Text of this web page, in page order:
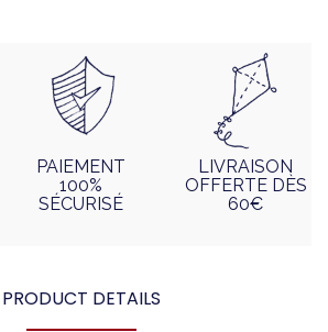
PAIEMENT
100%
SÉCURISÉ
LIVRAISON
OFFERTE DÈS
60€
PRODUCT DETAILS